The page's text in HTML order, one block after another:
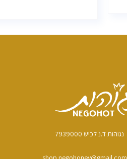
נגוהות ד.נ לכיש 7939000